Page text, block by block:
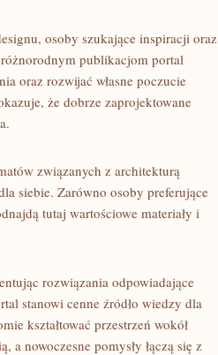
osoby szukające inspiracji oraz
publikacjom portal
oraz rozwijać własne poczucie
że dobrze zaprojektowane
związanych z architekturą
siebie. Zarówno osoby preferujące
tutaj wartościowe materiały i
rozwiązania odpowiadające
stanowi cenne źródło wiedzy dla
kształtować przestrzeń wokół
nowoczesne pomysły łączą się z